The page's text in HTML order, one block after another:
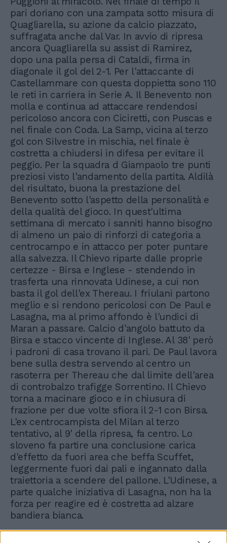
pari doriano con una zampata sotto misura di
Quagliarella, su azione da calcio piazzato,
suffragata anche dal Var. In avvio di ripresa
ancora Quagliarella su assist di Ramirez,
dopo una palla persa di Cataldi, firma in
diagonale il gol del 2-1. Per l'attaccante di
Castellammare con questa doppietta sono 110
le reti in carriera in Serie A. Il Benevento non
molla e continua ad attaccare rendendosi
pericoloso ancora con Ciciretti, con Puscas e
nel finale con Coda. La Samp, vicina al terzo
gol con Silvestre in mischia, nel finale è
costretta a chiudersi in difesa per evitare il
peggio. Per la squadra d Giampaolo tre punti
preziosi visto l'andamento della partita. Aldilà
del risultato, buona la prestazione del
Benevento sotto l'aspetto della personalità e
della qualità del gioco. In quest'ultima
settimana di mercato i sanniti hanno bisogno
di almeno un paio di rinforzi di categoria a
centrocampo e in attacco per poter puntare
alla salvezza. Il Chievo riparte dalle proprie
certezze - Birsa e Inglese - stendendo in
trasferta una rinnovata Udinese, a cui non
basta il gol dell'ex Thereau. I friulani partono
meglio e si rendono pericolosi con De Paul e
Lasagna, ma al primo affondo è l'undici di
Maran a passare. Calcio d'angolo battuto da
Birsa e stacco vincente di Inglese. Al 38' però
i padroni di casa trovano il pari. De Paul lavora
bene sulla destra servendo al centro un
rasoterra per Thereau che dal limite dell'area
di controbalzo trafigge Sorrentino. Il Chievo
torna a macinare gioco e in chiusura di
frazione per due volte sfiora il 2-1 con Birsa.
L'ex centrocampista del Milan al terzo
tentativo, al 9' della ripresa, fa centro. Lo
sloveno fa partire una conclusione carica
d'effetto da fuori area che beffa Scuffet,
leggermente fuori dai pali e ingannato dalla
traiettoria a scendere del pallone. L'Udinese, a
parte qualche iniziativa di Lasagna, non ha la
forza per reagire ed è costretta ad alzare
bandiera bianca.